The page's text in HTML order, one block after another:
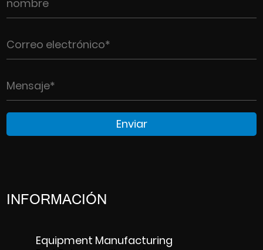
INFORMACIÓN
Equipment Manufacturing